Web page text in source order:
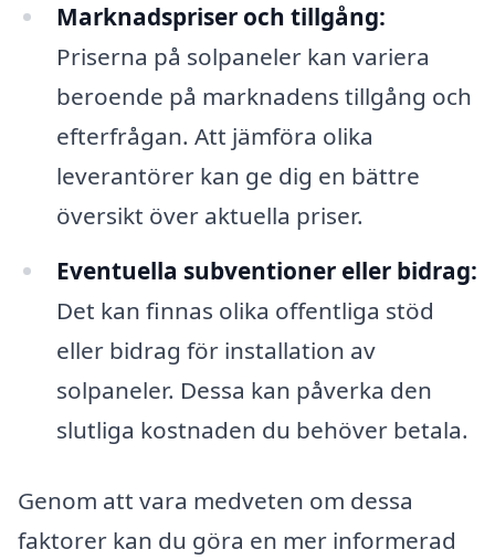
Marknadspriser och tillgång:
Priserna på solpaneler kan variera
beroende på marknadens tillgång och
efterfrågan. Att jämföra olika
leverantörer kan ge dig en bättre
översikt över aktuella priser.
Eventuella subventioner eller bidrag:
Det kan finnas olika offentliga stöd
eller bidrag för installation av
solpaneler. Dessa kan påverka den
slutliga kostnaden du behöver betala.
Genom att vara medveten om dessa
faktorer kan du göra en mer informerad